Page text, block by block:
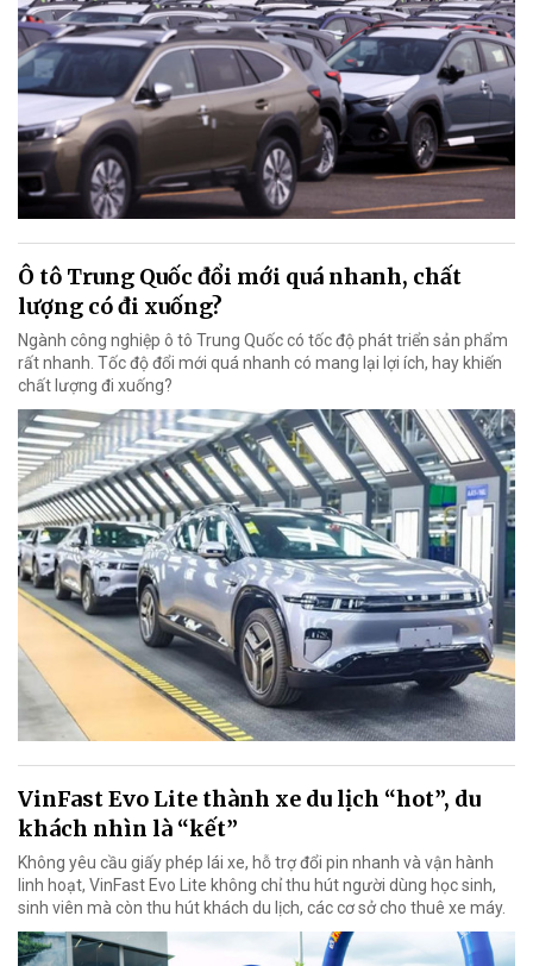
Ô tô Trung Quốc đổi mới quá nhanh, chất
lượng có đi xuống?
Ngành công nghiệp ô tô Trung Quốc có tốc độ phát triển sản phẩm
rất nhanh. Tốc độ đổi mới quá nhanh có mang lại lợi ích, hay khiến
chất lượng đi xuống?
VinFast Evo Lite thành xe du lịch “hot”, du
khách nhìn là “kết”
Không yêu cầu giấy phép lái xe, hỗ trợ đổi pin nhanh và vận hành
linh hoạt, VinFast Evo Lite không chỉ thu hút người dùng học sinh,
sinh viên mà còn thu hút khách du lịch, các cơ sở cho thuê xe máy.